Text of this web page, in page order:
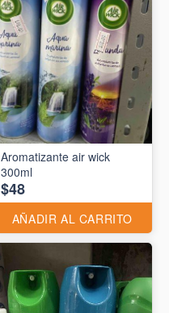
Aromatizante air wick
300ml
$48
AÑADIR AL CARRITO